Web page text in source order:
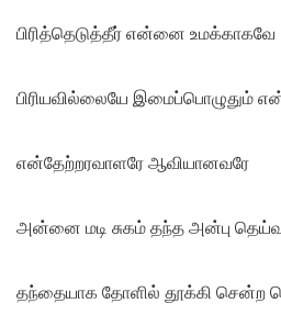
பிரித்தெடுத்தீர் என்னை உமக்காகவே
பிரியவில்லையே இமைப்பொழுதும்
என்தேற்றரவாளரே ஆவியானவரே
அன்னை மடி சுகம் தந்த அன்பு
தந்தையாக தோளில் தூக்கி சென்ற